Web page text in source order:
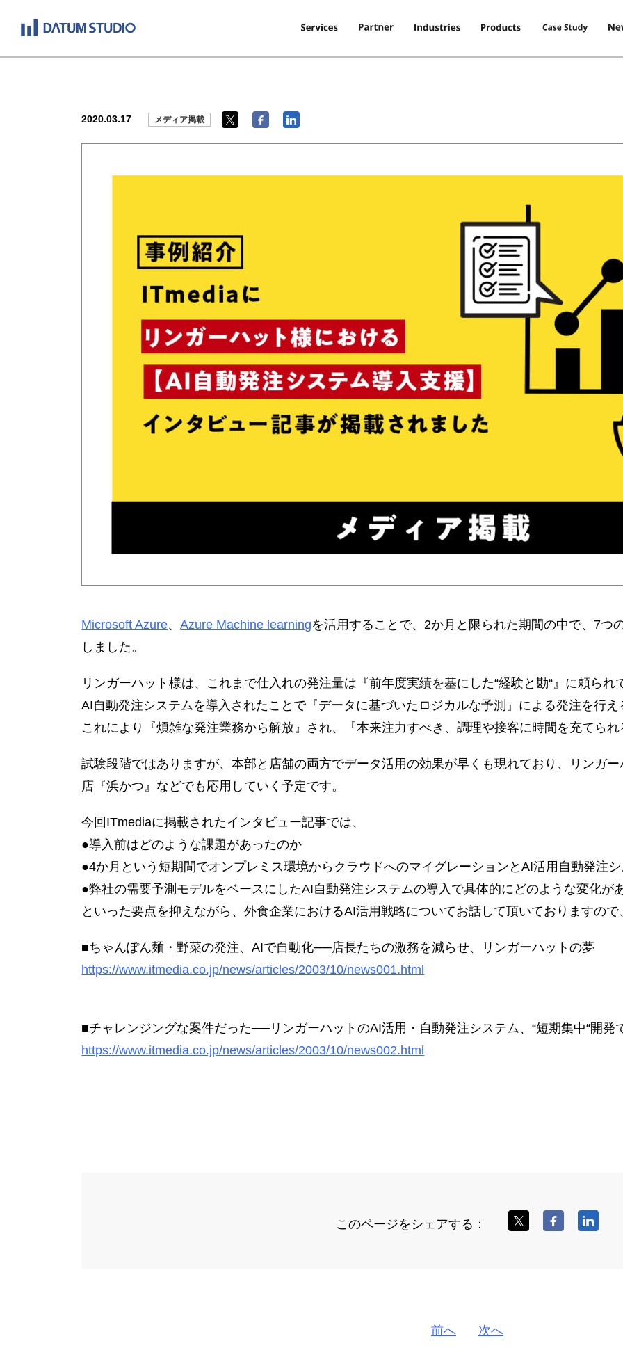
2020.03.17 メディア掲載
Microsoft Azure、Azure Machine learningを活用することで、2か月と限られた期間の中で、7つ
しました。
リンガーハット様は、これまで仕入れの発注量は『前年度実績を基にした“経験と勘“』に頼られ
AI自動発注システムを導入されたことで『データに基づいたロジカルな予測』による発注を行え
これにより『煩雑な発注業務から解放』され、『本来注力すべき、調理や接客に時間を充てられ
試験段階ではありますが、本部と店舗の両方でデータ活用の効果が早くも現れており、リンガ
店『浜かつ』などでも応用していく予定です。
今回ITmediaに掲載されたインタビュー記事では、
●導入前はどのような課題があったのか
●4か月という短期間でオンプレミス環境からクラウドへのマイグレーションとAI活用自動発注
●弊社の需要予測モデルをベースにしたAI自動発注システムの導入で具体的にどのような変化が
といった要点を抑えながら、外食企業におけるAI活用戦略についてお話して頂いておりますので
■ちゃんぽん麺・野菜の発注、AIで自動化──店長たちの激務を減らせ、リンガーハットの夢
https://www.itmedia.co.jp/news/articles/2003/10/news001.html
■チャレンジングな案件だった──リンガーハットのAI活用・自動発注システム、“短期集中“開発
https://www.itmedia.co.jp/news/articles/2003/10/news002.html
このページをシェアする：
前へ 次へ